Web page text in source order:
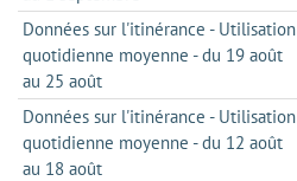
Données sur l'itinérance - Utilisation
quotidienne moyenne - du 19 août
au 25 août
Données sur l'itinérance - Utilisation
quotidienne moyenne - du 12 août
au 18 août